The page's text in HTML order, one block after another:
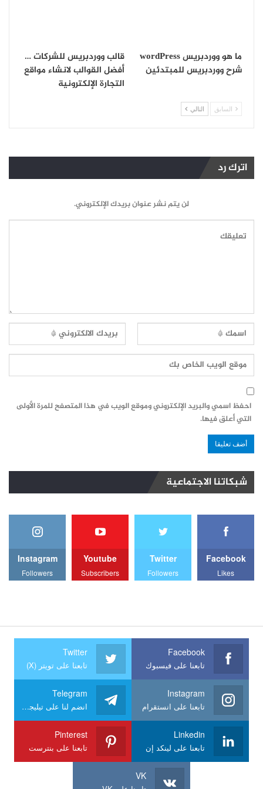
ما هو ووردبريس wordPress
شرح ووردبريس للمبتدئين
قالب ووردبريس للشركات …
أفضل القوالب لانشاء مواقع
التجارة الإلكترونية
السابق التالي
اترك رد
لن يتم نشر عنوان بريدك الإلكتروني.
احفظ اسمي والبريد الإلكتروني وموقع الويب في هذا المتصفح للمرة الأولى
التي أعلق فيها.
شبكاتنا الاجتماعية
Facebook
Likes
Twitter
Followers
Youtube
Subscribers
Instagram
Followers
Facebook
تابعنا على فيسبوك
Twitter
تابعنا على تويتر (X)
Instagram
تابعنا على انستقرام
Telegram
انضم لنا على تيليجرام
Linkedin
تابعنا على لينكد إن
Pinterest
تابعنا على بنترست
VK